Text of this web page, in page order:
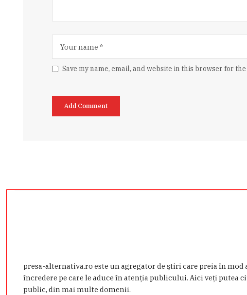
Save my name, email, and website in this browser for
presa-alternativa.ro este un agregator de ştiri care preia în
încredere pe care le aduce în atenţia publicului. Aici veţi putea
public, din mai multe domenii.